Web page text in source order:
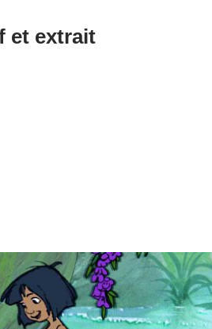
et extrait